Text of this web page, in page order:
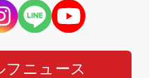
フニュース